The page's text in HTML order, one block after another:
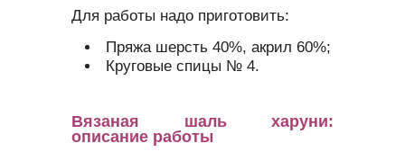
Для работы надо приготовить:
Пряжа шерсть 40%, акрил 60%;
Круговые спицы № 4.
Вязаная шаль харуни:
описание работы